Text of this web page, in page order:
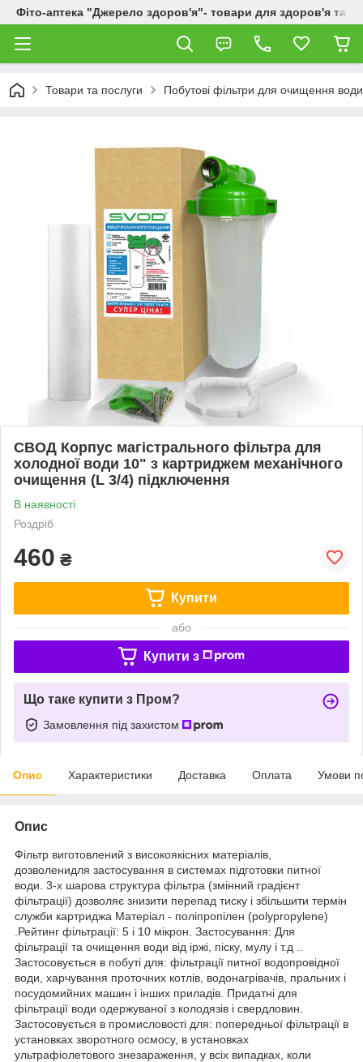
Фіто-аптека "Джерело здоров'я"- товари для здоров'я та
Товари та послуги Побутові фільтри для очищення
СВОД Корпус магістрального фільтра для
холодної води 10" з картриджем механічного
очищення (L 3/4) підключення
В наявності
Роздріб
460 ₴
Купити
або
Купити з
Що таке купити з Пром?
Замовлення під захистом
Опис Характеристики Доставка Оплата Умови
Опис
Фільтр виготовлений з високоякісних матеріалів,
дозволенидля застосування в системах підготовки питної
води. 3-х шарова структура фільтра (змінний градієнт
фільтрації) дозволяє знизити перепад тиску і збільшити термін
служби картриджа Матеріал - поліпропілен (polypropylene)
.Рейтинг фільтрації: 5 і 10 мікрон. Застосування: Для
фільтрації та очищення води від іржі, піску, мулу і т.д ..
Застосовується в побуті для: фільтрації питної водопровідної
води, харчування проточних котлів, водонагрівачів, пральних і
посудомийних машин і інших приладів. Придатні для
фільтрації води одержуваної з колодязів і свердловин.
Застосовується в промисловості для: попередньої фільтрації в
установках зворотного осмосу, в установках
ультрафіолетового знезараження, у всіх випадках, коли